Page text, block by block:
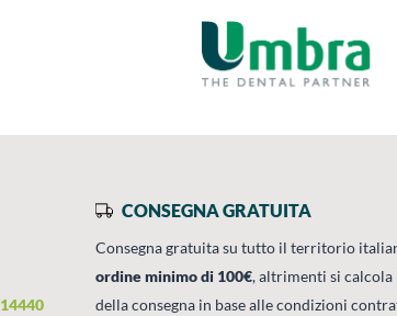
CONSEGNA GRATUITA
Consegna gratuita su tutto il territorio
ordine minimo di 100€, altrimenti si calcola
della consegna in base alle condizioni